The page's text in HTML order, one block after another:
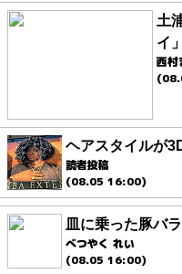
土
イ
西村
ヘアスタイルが
読者投稿
(08.05 16:00)
皿に乗った豚バ
べつやく れい
(08.05 16:00)